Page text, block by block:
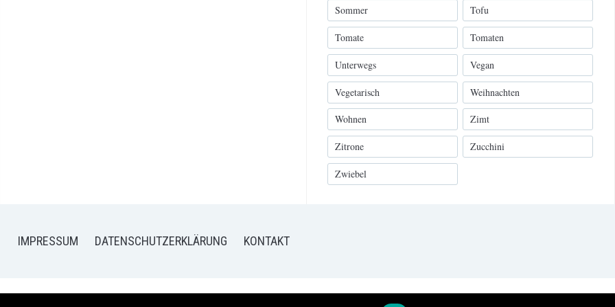
Sommer Tofu
Tomate Tomaten
Unterwegs Vegan
Vegetarisch Weihnachten
Wohnen Zimt
Zitrone Zucchini
Zwiebel
IMPRESSUM DATENSCHUTZERKLÄRUNG KONTAKT